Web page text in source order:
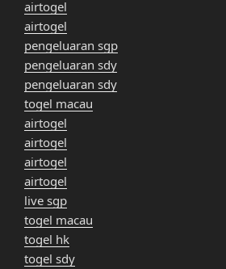
airtogel
airtogel
pengeluaran sgp
pengeluaran sdy
pengeluaran sdy
togel macau
airtogel
airtogel
airtogel
airtogel
live sgp
togel macau
togel hk
togel sdy